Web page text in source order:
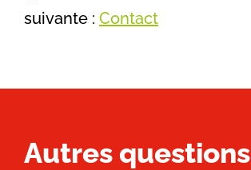
suivante : Contact
Autres questions